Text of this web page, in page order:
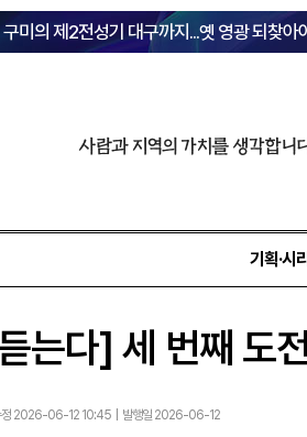
구미의 제2전성기 대구까지...옛 영광 되찾아
사람과 지역의 가치를 생각합니
기획·시
는다] 세 번째 도
2026-06-12 10:45 | 발행일 2026-06-12